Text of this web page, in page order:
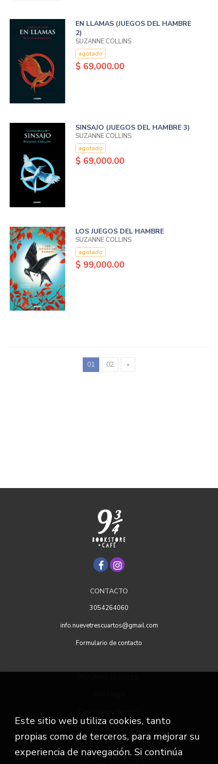
EN LLAMAS (JUEGOS DEL HAMBRE
2)
SUZANNE COLLINS
agotado
$ 69,000.00
SINSAJO (JUEGOS DEL HAMBRE 3)
SUZANNE COLLINS
agotado
$ 69,000.00
LOS JUEGOS DEL HAMBRE
SUZANNE COLLINS
agotado
$ 99,000.00
01 02 »
CONTACTO
3054264060
info.nuevetrescuartos@gmail.com
Formulario de contacto
Este sitio web utiliza cookies, tanto
propias como de terceros, para mejorar su
experiencia de navegación. Si continúa